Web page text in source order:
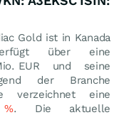
Gold ist in Kanada
über eine
EUR und seine
der Branche
verzeichnet eine
%. Die aktuelle